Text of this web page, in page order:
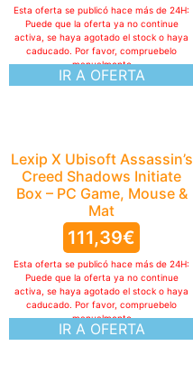
IR A OFERTA
Esta oferta se publicó hace más de 24H:
Puede que la oferta ya no continue
activa, se haya agotado el stock o haya
caducado. Por favor, compruebelo
manualmente
Lexip X Ubisoft Assassin’s
Creed Shadows Initiate
Box – PC Game, Mouse &
Mat
111,39€
IR A OFERTA
Esta oferta se publicó hace más de 24H:
Puede que la oferta ya no continue
activa, se haya agotado el stock o haya
caducado. Por favor, compruebelo
manualmente